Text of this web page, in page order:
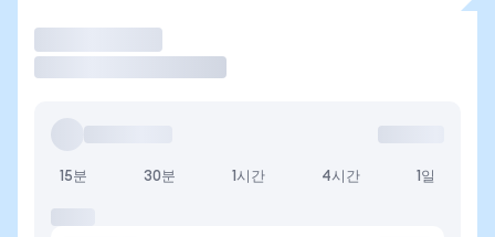
15분 30분 1시간 4시간 1일